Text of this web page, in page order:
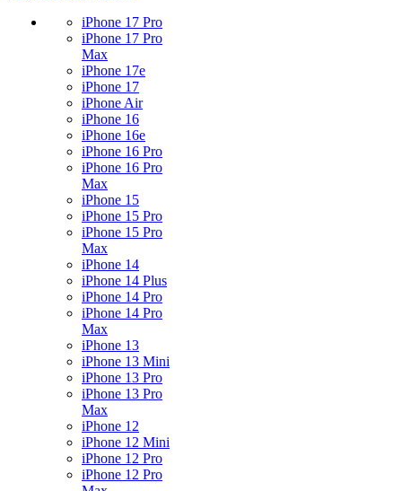
iPhone 17 Pro
iPhone 17 Pro
Max
iPhone 17e
iPhone 17
iPhone Air
iPhone 16
iPhone 16e
iPhone 16 Pro
iPhone 16 Pro
Max
iPhone 15
iPhone 15 Pro
iPhone 15 Pro
Max
iPhone 14
iPhone 14 Plus
iPhone 14 Pro
iPhone 14 Pro
Max
iPhone 13
iPhone 13 Mini
iPhone 13 Pro
iPhone 13 Pro
Max
iPhone 12
iPhone 12 Mini
iPhone 12 Pro
iPhone 12 Pro